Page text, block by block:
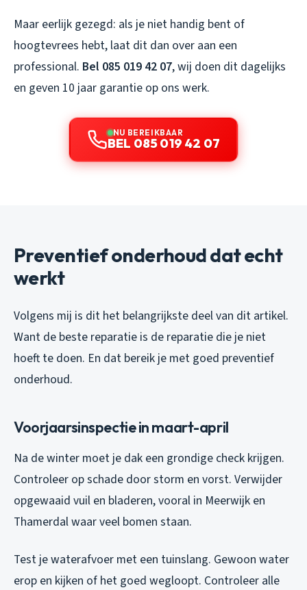
Maar eerlijk gezegd: als je niet handig bent of
hoogtevrees hebt, laat dit dan over aan een
professional. Bel 085 019 42 07, wij doen dit dagelijks
en geven 10 jaar garantie op ons werk.
NU BEREIKBAAR
BEL 085 019 42 07
Preventief onderhoud dat echt
werkt
Volgens mij is dit het belangrijkste deel van dit artikel.
Want de beste reparatie is de reparatie die je niet
hoeft te doen. En dat bereik je met goed preventief
onderhoud.
Voorjaarsinspectie in maart-april
Na de winter moet je dak een grondige check krijgen.
Controleer op schade door storm en vorst. Verwijder
opgewaaid vuil en bladeren, vooral in Meerwijk en
Thamerdal waar veel bomen staan.
Test je waterafvoer met een tuinslang. Gewoon water
erop en kijken of het goed wegloopt. Controleer alle